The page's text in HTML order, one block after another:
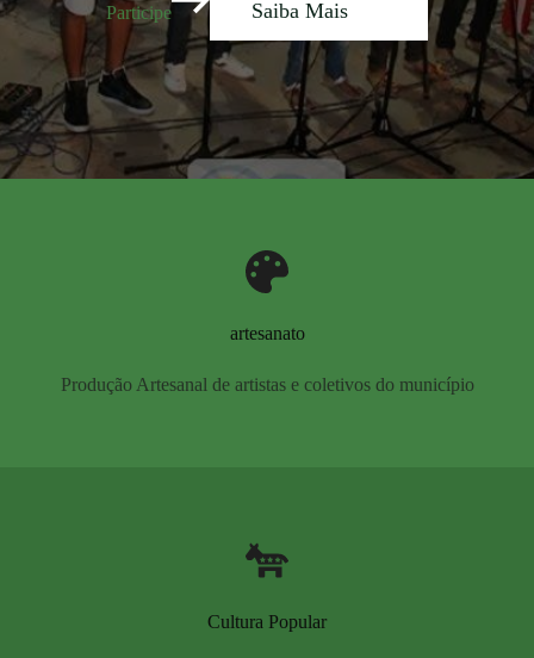
Participe Saiba Mais
artesanato
Produção Artesanal de artistas e coletivos do município
Cultura Popular